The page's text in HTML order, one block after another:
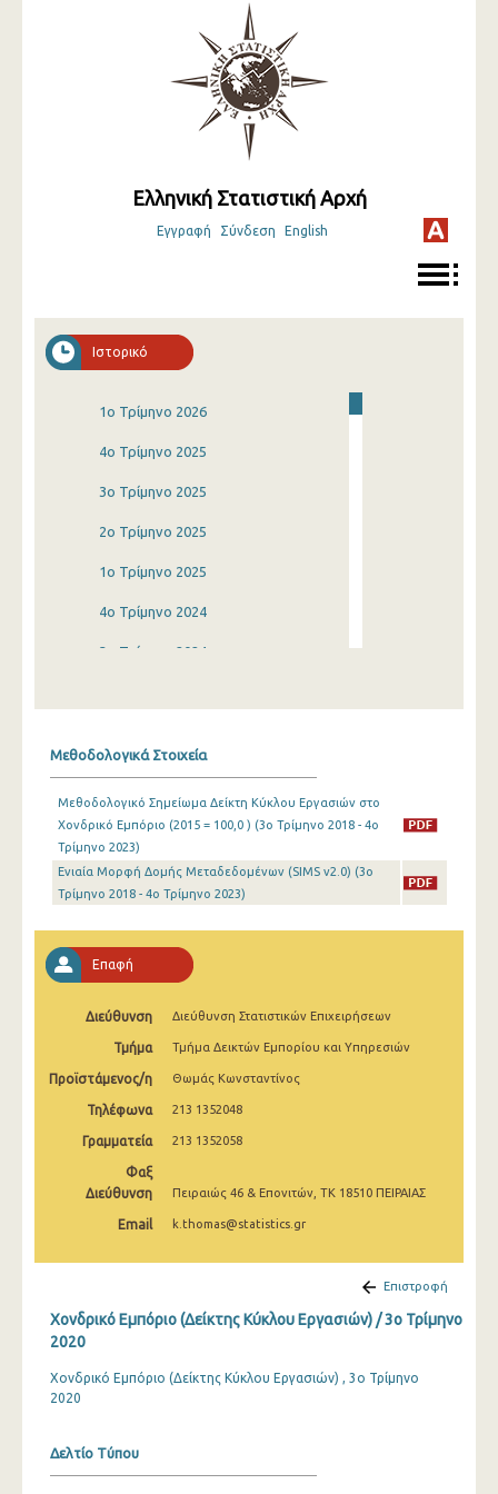
Ελληνική Στατιστική Αρχή
Εγγραφή Σύνδεση English
Ιστορικό
1o Τρίμηνο 2026
4o Τρίμηνο 2025
3o Τρίμηνο 2025
2o Τρίμηνο 2025
1o Τρίμηνο 2025
4o Τρίμηνο 2024
3o Τρίμηνο 2024
3o Τρίμηνο 2023
2o Τρίμηνο 2023
1o Τρίμηνο 2023
4o Τρίμηνο 2022
3o Τρίμηνο 2022
2o Τρίμηνο 2022
1o Τρίμηνο 2022
4o Τρίμηνο 2021
3o Τρίμηνο 2021
2o Τρίμηνο 2021
2o Τρίμηνο 2020
1o Τρίμηνο 2020
3o Τρίμηνο 2019
Μεθοδολογικά Στοιχεία
Μεθοδολογικό Σημείωμα Δείκτη Κύκλου Εργασιών στο
Χονδρικό Εμπόριο (2015 = 100,0 ) (3o Τρίμηνο 2018 - 4o
Τρίμηνο 2023)
Ενιαία Μορφή Δομής Μεταδεδομένων (SIMS v2.0) (3o
Τρίμηνο 2018 - 4o Τρίμηνο 2023)
Επαφή
Διεύθυνση Διεύθυνση Στατιστικών Επιχειρήσεων
Τμήμα Τμήμα Δεικτών Εμπορίου και Υπηρεσιών
Προϊστάμενος/η Θωμάς Κωνσταντίνος
Τηλέφωνα 213 1352048
Γραμματεία 213 1352058
Φαξ
Διεύθυνση
Πειραιώς 46 & Επονιτών, ΤΚ 18510 ΠΕΙΡΑΙΑΣ
Email k.thomas@statistics.gr
Επιστροφή
Χονδρικό Εμπόριο (Δείκτης Κύκλου Εργασιών) / 3o Τρίμηνο
2020
Χονδρικό Εμπόριο (Δείκτης Κύκλου Εργασιών) , 3ο Τρίμηνο
2020
Δελτίο Τύπου